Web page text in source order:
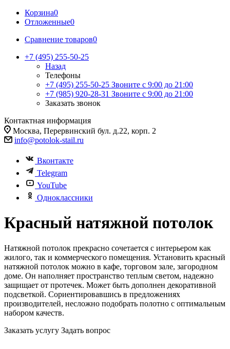
Корзина0
Отложенные0
Сравнение товаров0
+7 (495) 255-50-25
Назад
Телефоны
+7 (495) 255-50-25 Звоните с 9:00 до 21:00
+7 (985) 920-28-31 Звоните с 9:00 до 21:00
Заказать звонок
Контактная информация
Москва, Перервинский бул. д.22, корп. 2
info@potolok-stail.ru
Вконтакте
Telegram
YouTube
Одноклассники
Красный натяжной потолок
Натяжной потолок прекрасно сочетается с интерьером как
жилого, так и коммерческого помещения. Установить красный
натяжной потолок можно в кафе, торговом зале, загородном
доме. Он наполняет пространство теплым светом, надежно
защищает от протечек. Может быть дополнен декоративной
подсветкой. Сориентировавшись в предложениях
производителей, несложно подобрать полотно с оптимальным
набором качеств.
Заказать услугу Задать вопрос